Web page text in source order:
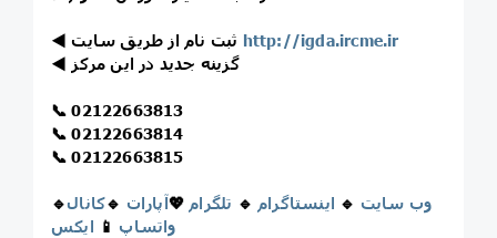
◀️
http://igda.ircme.ir
◀️ گزینه جدید در این مرکز
📞 02122663813
📞 02122663814
📞 02122663815
🔹 وب سایت 🔹 اینستاگرام 🔹 تلگرام 💖آپارات 🔹کانال
واتساپ 📱 ایکس